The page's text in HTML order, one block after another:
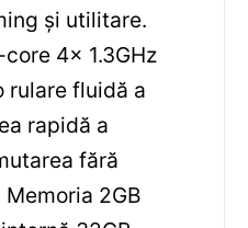
și utilitare.
4x 1.3GHz
rulare fluidă a
rapidă a
fără
2GB